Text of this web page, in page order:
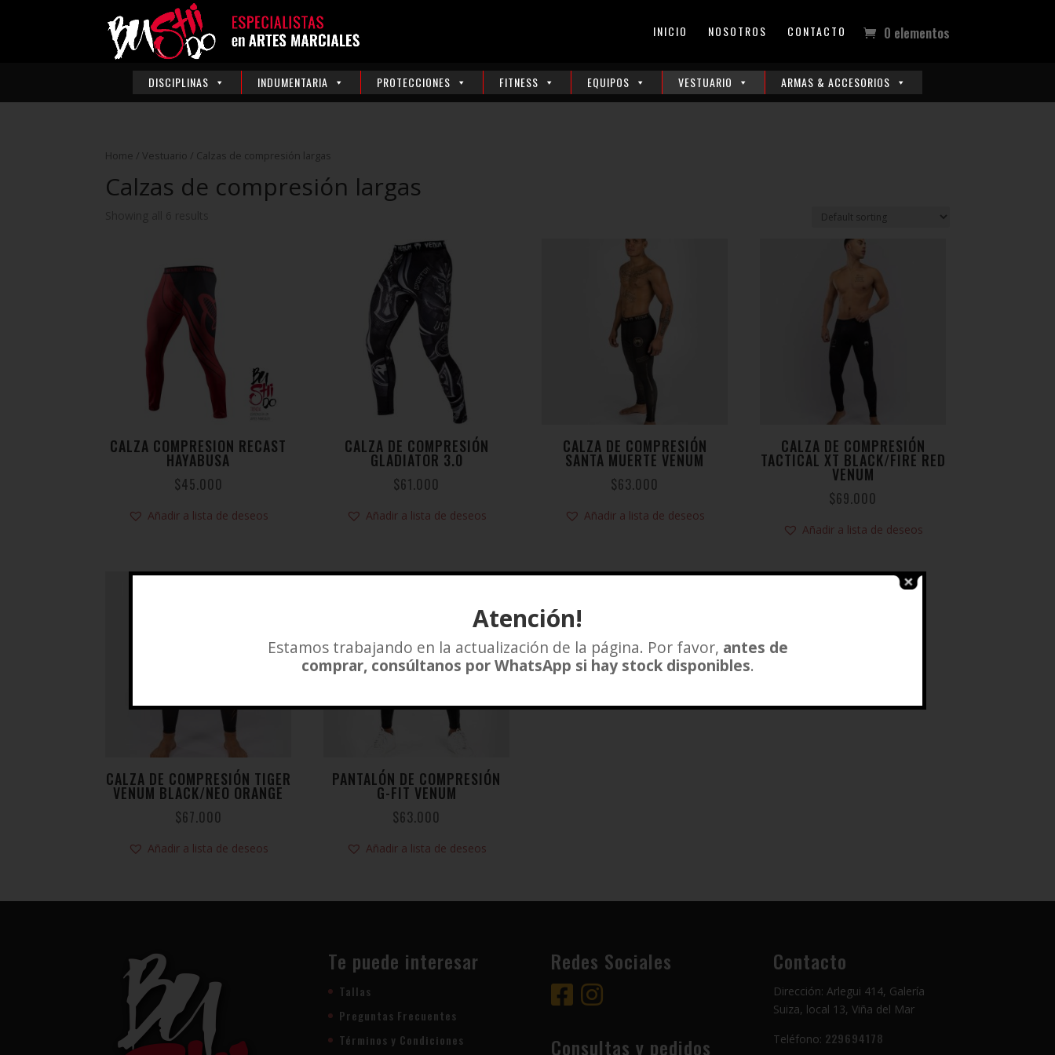
INICIO NOSOTROS CONTACTO 0 elementos
DISCIPLINAS INDUMENTARIA PROTECCIONES FITNESS EQUIPOS VESTUARIO ARMAS & ACCESORIOS
Home / Vestuario / Calzas de compresión largas
Calzas de compresión largas
CALZA COMPRESION RECAST
HAYABUSA
$45.000
Añadir a lista de deseos
CALZA DE COMPRESIÓN
GLADIATOR 3.0
$61.000
Añadir a lista de deseos
CALZA DE COMPRESIÓN
SANTA MUERTE VENUM
$63.000
Añadir a lista de deseos
CALZA DE COMPRESIÓN
TACTICAL XT BLACK/FIRE RED
VENUM
$69.000
Añadir a lista de deseos
CALZA DE COMPRESIÓN TIGER
VENUM BLACK/NEO ORANGE
$67.000
Añadir a lista de deseos
PANTALÓN DE COMPRESIÓN
G-FIT VENUM
$63.000
Añadir a lista de deseos
Te puede interesar
Tallas
Preguntas Frecuentes
Términos y Condiciones
Redes Sociales
Consultas y pedidos
Contacto
Dirección: Arlegui 414, Galería
Suiza, local 13, Viña del Mar
Teléfono: 229694178
Atención!
Estamos trabajando en la actualización de la página. Por favor, antes de
comprar, consúltanos por WhatsApp si hay stock disponibles.